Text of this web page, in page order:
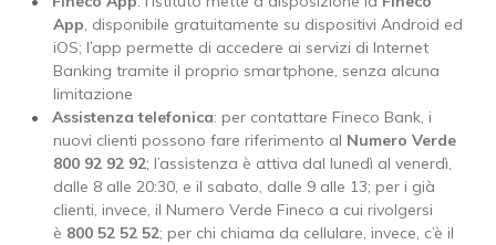
App, disponibile gratuitamente su dispositivi Android ed
iOS; l’app permette di accedere ai servizi di Internet
Banking tramite il proprio smartphone, senza alcuna
limitazione
Assistenza telefonica: per contattare Fineco Bank, i
nuovi clienti possono fare riferimento al Numero Verde
800 92 92 92; l’assistenza è attiva dal lunedì al venerdì,
dalle 8 alle 20:30, e il sabato, dalle 9 alle 13; per i già
clienti, invece, il Numero Verde Fineco a cui rivolgersi
è 800 52 52 52; per chi chiama da cellulare, invece, c’è il